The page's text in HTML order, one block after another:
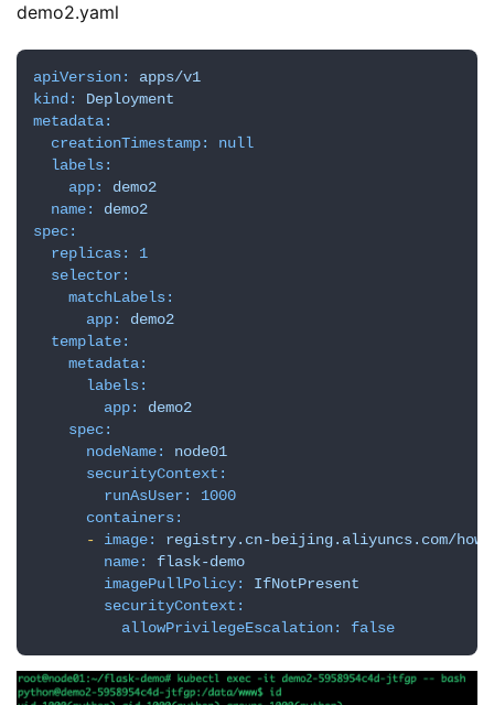
demo2.yaml
apiVersion:
apps/v1
kind:
Deployment
metadata:
creationTimestamp:
null
labels:
app:
demo2
name:
demo2
spec:
replicas:
1
selector:
matchLabels:
app:
demo2
template:
metadata:
labels:
app:
demo2
spec:
nodeName:
node01
securityContext:
runAsUser:
1000
containers:
-
image:
registry.cn-beijing.aliyuncs.com/
name:
flask-demo
imagePullPolicy:
IfNotPresent
securityContext:
allowPrivilegeEscalation:
false